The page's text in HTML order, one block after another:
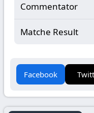
Commentator
Matche Result
Facebook